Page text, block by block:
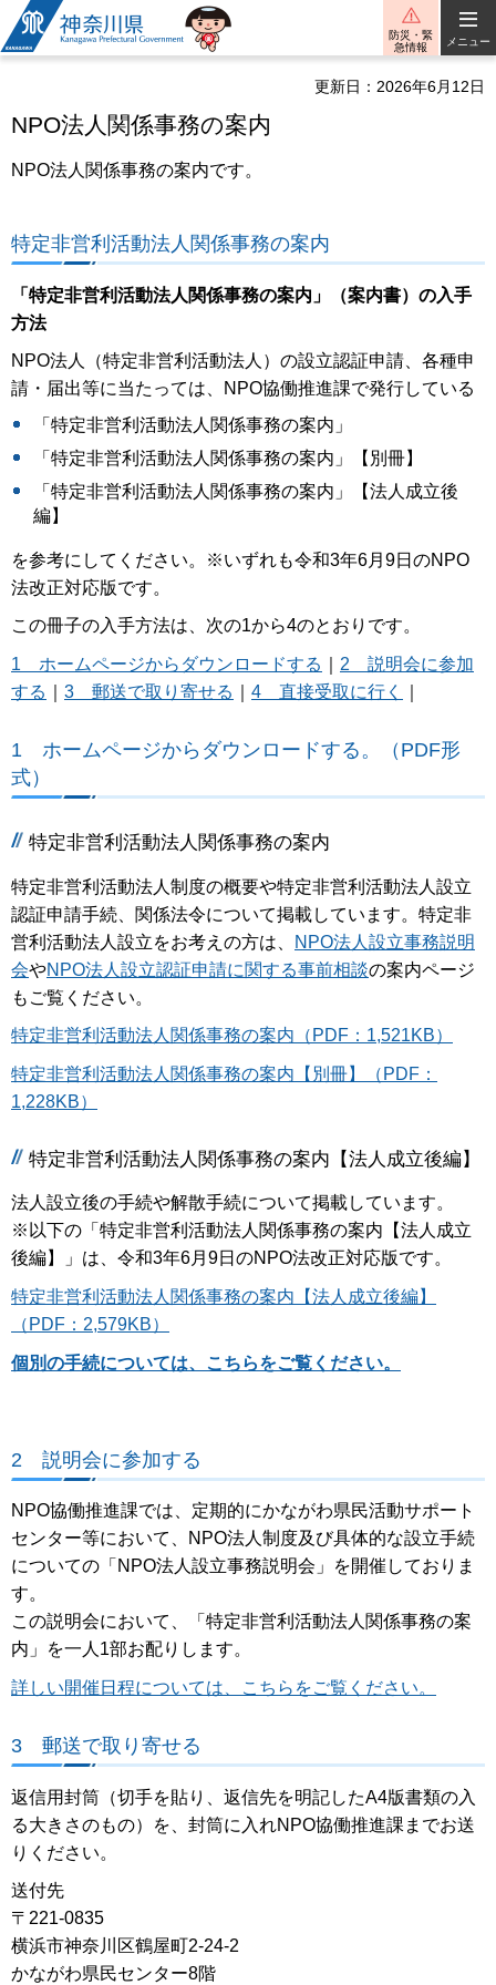
神奈川県
防災・緊
急情報
メニュー
更新日：2026年6月12日
NPO法人関係事務の案内
NPO法人関係事務の案内です。
特定非営利活動法人関係事務の案内
「特定非営利活動法人関係事務の案内」（案内書）の入手
方法
NPO法人（特定非営利活動法人）の設立認証申請、各種申
請・届出等に当たっては、NPO協働推進課で発行している
「特定非営利活動法人関係事務の案内」
「特定非営利活動法人関係事務の案内」【別冊】
「特定非営利活動法人関係事務の案内」【法人成立後
編】
を参考にしてください。※いずれも令和3年6月9日のNPO
法改正対応版です。
この冊子の入手方法は、次の1から4のとおりです。
1 ホームページからダウンロードする
2 説明会に参加
する
3 郵送で取り寄せる 4 直接受取に行く
1 ホームページからダウンロードする。（PDF形
式）
特定非営利活動法人関係事務の案内
特定非営利活動法人制度の概要や特定非営利活動法人設立
認証申請手続、関係法令について掲載しています。特定非
営利活動法人設立をお考えの方は、
NPO法人設立事務説明
会やNPO法人設立認証申請に関する事前相談の案内ページ
もご覧ください。
特定非営利活動法人関係事務の案内（PDF：1,521KB）
特定非営利活動法人関係事務の案内【別冊】（PDF：
1,228KB）
特定非営利活動法人関係事務の案内【法人成立後編】
法人設立後の手続や解散手続について掲載しています。
※以下の「特定非営利活動法人関係事務の案内【法人成立
後編】」は、令和3年6月9日のNPO法改正対応版です。
特定非営利活動法人関係事務の案内【法人成立後編】
（PDF：2,579KB）
個別の手続については、こちらをご覧ください。
2 説明会に参加する
NPO協働推進課では、定期的にかながわ県民活動サポート
センター等において、NPO法人制度及び具体的な設立手続
についての「NPO法人設立事務説明会」を開催しておりま
す。
この説明会において、「特定非営利活動法人関係事務の案
内」を一人1部お配りします。
詳しい開催日程については、こちらをご覧ください。
3 郵送で取り寄せる
返信用封筒（切手を貼り、返信先を明記したA4版書類の入
る大きさのもの）を、封筒に入れNPO協働推進課までお送
りください。
送付先
〒221-0835
横浜市神奈川区鶴屋町2-24-2
かながわ県民センター8階